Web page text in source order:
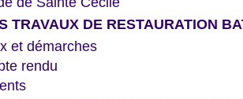
TRAVAUX DE RESTAURATION
et démarches
rendu